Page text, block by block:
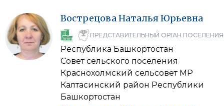
ВострецоваНатальяЮрьевна
ПРЕДСТАВИТЕЛЬНЫЙ ОРГАН ПОСЕЛЕНИЯ
Республика Башкортостан
Совет сельского поселения
Краснохолмский сельсовет МР
Калтасинский район Республики
Башкортостан